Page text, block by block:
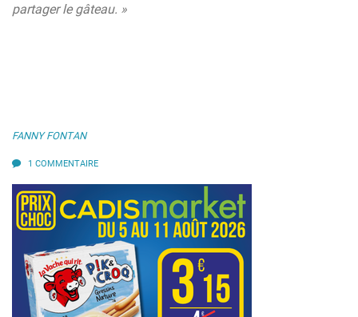
partager le gâteau. »
FANNY FONTAN
1 COMMENTAIRE